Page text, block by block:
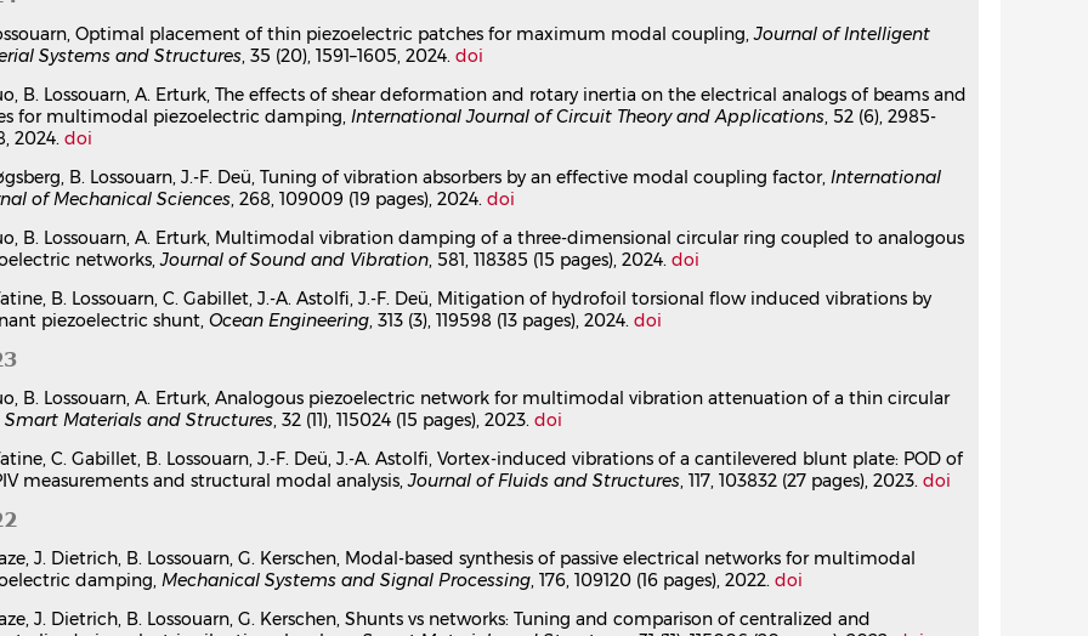
for multimodal piezoelectric damping
Alan Luo,Boris Lossouarn,Alper Erturk
Article dans une revue hal-04663192v1
Analogous piezoelectric network for multimodal vibration attenuation of a thin circular ring
Smart Materials and Structures, 2023, 32 (11), pp.115024.⟨10.1088/1361-665X/ad0139⟩
hal-04663188v1
Vortex-induced vibrations of a cantilevered blunt plate: POD of TR-PIV measurements and
structural modal analysis
Yann Watine,Céline Gabillet ,Boris Lossouarn ,Jean-François Deü,Jacques-André Astolfi
Journal of Fluids and Structures, 2023, 117, pp.103832.⟨10.1016/j.jfluidstructs.2022.103832⟩
Shunts vs networks: tuning and comparison of centralized and decentralized piezoelectric
vibration absorbers
Ghislain Raze,J Dietrich,Boris Lossouarn,Gaëtan Kerschen
Smart Materials and Structures , 2022, 31 (11), pp.115006.
⟨10.1088/1361-665X/ac92b0⟩
Article dans une revue hal-03822559v1
Modal-based synthesis of passive electrical networks for multimodal piezoelectric damping
Ghislain Raze
Mechanical Systems and Signal Processing, 2022, 176, pp.109120.⟨10.1016/j.ymssp.2022.109120⟩
Article dans une revue hal-04020696v1
Electrical analogs of curved beams and application to piezoelectric network damping
Optimal placement of thin piezoelectric patches for maximum modal coupling,Journal of Intelligent
Systems and Structures, 35 (20), 1591–1605, 2024. doi
B. Lossouarn, A. Erturk, The effects of shear deformation and rotary inertia on the electrical analogs of beams and
for multimodal piezoelectric damping, International Journal of Circuit Theory and Applications, 52 (6), 2985-
2024. doi
B. Lossouarn, J.-F. Deü, Tuning of vibration absorbers by an effective modal coupling factor, International
of Mechanical Sciences, 268, 109009 (19 pages), 2024. doi
B. Lossouarn, A. Erturk, Multimodal vibration damping of a three-dimensional circular ring coupled to analogous
networks,Journal of Sound and Vibration, 581, 118385 (15 pages), 2024. doi
B. Lossouarn, C. Gabillet, J.-A. Astolfi, J.-F. Deü, Mitigation of hydrofoil torsional flow induced vibrations by
piezoelectric shunt, Ocean Engineering, 313 (3), 119598 (13 pages), 2024. doi
B. Lossouarn, A. Erturk, Analogous piezoelectric network for multimodal vibration attenuation of a thin circular
Smart Materials and Structures, 32 (11), 115024 (15 pages), 2023. doi
C. Gabillet, B. Lossouarn, J.-F. Deü, J.-A. Astolfi, Vortex-induced vibrations of a cantilevered blunt plate: POD of
measurements and structural modal analysis,Journal of Fluids and Structures, 117, 103832 (27 pages), 2023. doi
J. Dietrich, B. Lossouarn, G. Kerschen, Modal-based synthesis of passive electrical networks for multimodal
damping, Mechanical Systems and Signal Processing, 176, 109120 (16 pages), 2022. doi
J. Dietrich, B. Lossouarn, G. Kerschen, Shunts vs networks: Tuning and comparison of centralized and